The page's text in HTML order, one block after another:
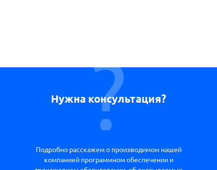
Нужна консультация?
Подробно расскажем о производимом нашей
компанией программном обеспечении и